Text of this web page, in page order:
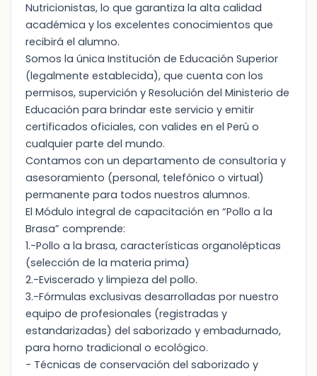
Nutricionistas, lo que garantiza la alta calidad
académica y los excelentes conocimientos que
recibirá el alumno.
Somos la única Institución de Educación Superior
(legalmente establecida), que cuenta con los
permisos, supervición y Resolución del Ministerio de
Educación para brindar este servicio y emitir
certificados oficiales, con valides en el Perú o
cualquier parte del mundo.
Contamos con un departamento de consultoría y
asesoramiento (personal, telefónico o virtual)
permanente para todos nuestros alumnos.
El Módulo integral de capacitación en “Pollo a la
Brasa” comprende:
1.-Pollo a la brasa, características organolépticas
(selección de la materia prima)
2.-Eviscerado y limpieza del pollo.
3.-Fórmulas exclusivas desarrolladas por nuestro
equipo de profesionales (registradas y
estandarizadas) del saborizado y embadurnado,
para horno tradicional o ecológico.
- Técnicas de conservación del saborizado y